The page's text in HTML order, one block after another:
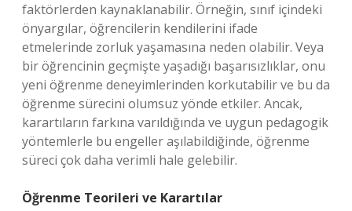
faktörlerden kaynaklanabilir. Örneğin, sınıf içindeki
önyargılar, öğrencilerin kendilerini ifade
etmelerinde zorluk yaşamasına neden olabilir. Veya
bir öğrencinin geçmişte yaşadığı başarısızlıklar, onu
yeni öğrenme deneyimlerinden korkutabilir ve bu da
öğrenme sürecini olumsuz yönde etkiler. Ancak,
karartıların farkına varıldığında ve uygun pedagogik
yöntemlerle bu engeller aşılabildiğinde, öğrenme
süreci çok daha verimli hale gelebilir.
Öğrenme Teorileri ve Karartılar